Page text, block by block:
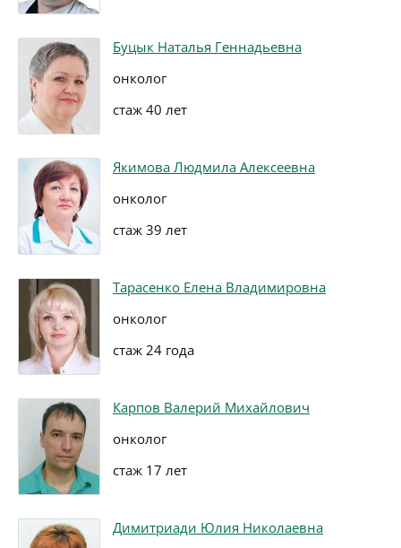
Буцык Наталья Геннадьевна
онколог
стаж 40 лет
Якимова Людмила Алексеевна
онколог
стаж 39 лет
Тарасенко Елена Владимировна
онколог
стаж 24 года
Карпов Валерий Михайлович
онколог
стаж 17 лет
Димитриади Юлия Николаевна